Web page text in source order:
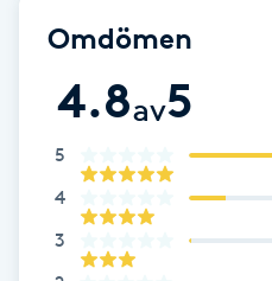
Friskvårdsmassage
Frisör
Funktionsanalys
Färgning
Omdömen
4.8av5
5
4
3